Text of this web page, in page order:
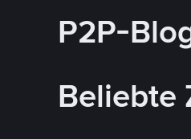
P2P-
Beliebte